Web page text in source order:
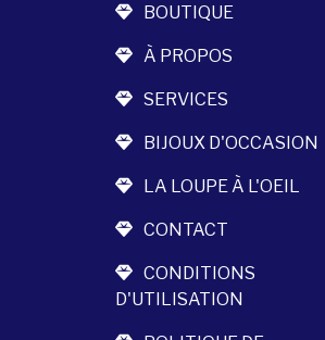
BOUTIQUE
À PROPOS
SERVICES
BIJOUX D'OCCASION
LA LOUPE À L'OEIL
CONTACT
CONDITIONS
D'UTILISATION